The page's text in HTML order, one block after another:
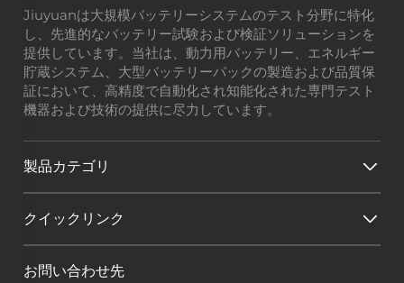
Jiuyuanは大規模バッテリーシステムのテスト分野に特化
し、先進的なバッテリー試験および検証ソリューションを
提供しています。当社は、動力用バッテリー、エネルギー
貯蔵システム、大型バッテリーパックの製造および品質保
証において、高精度で自動化され知能化された専門テスト
機器および技術の提供に尽力しています。
製品カテゴリ
クイックリンク
お問い合わせ先